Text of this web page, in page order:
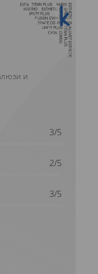
10 ЛЕТ ГАРАНТИИ
и
3/5
2/5
3/5